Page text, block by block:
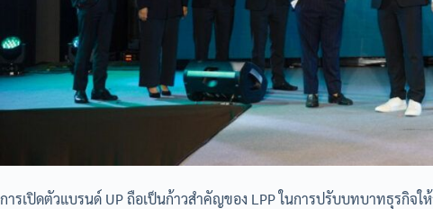
การเปิดตัวแบรนด์ UP ถือเป็นก้าวสำคัญของ LPP ในการปรับบทบาทธุรกิจ